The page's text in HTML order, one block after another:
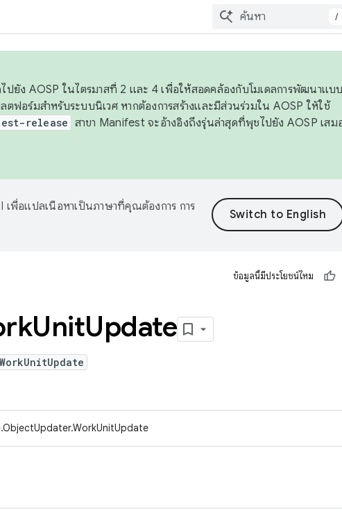
/
ปยัง AOSP ในไตรมาสที่ 2 และ 4 เพื่อให้สอดคล้องกับโมเดลการพัฒนาแบบ
ฟอร์มสำหรับระบบนิเวศ หากต้องการสร้างและมีส่วนร่วมใน AOSP ให้ใช้
release สาขา Manifest จะอ้างอิงถึงรุ่นล่าสุดที่พุชไปยัง AOSP เสม
เพื่อแปลเนื้อหาเป็นภาษาที่คุณต้องการ การ
ข้อมูลนี้มีประโยชน์ไหม
UnitUpdate